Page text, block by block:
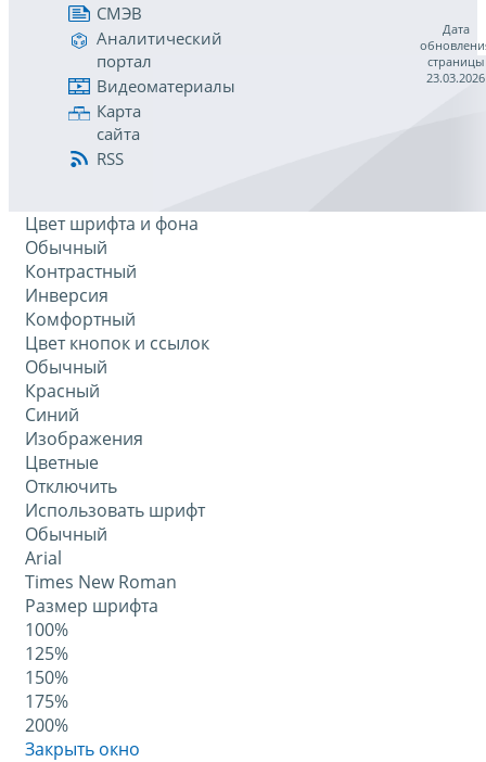
СМЭВ
Аналитический
портал
Видеоматериалы
Карта
сайта
RSS
Дата
страницы
23.03.2026
Цвет шрифта и фона
Обычный
Контрастный
Инверсия
Комфортный
Цвет кнопок и ссылок
Обычный
Красный
Синий
Изображения
Цветные
Отключить
Использовать шрифт
Обычный
Arial
Times New Roman
Размер шрифта
100%
125%
150%
175%
200%
Закрыть окно